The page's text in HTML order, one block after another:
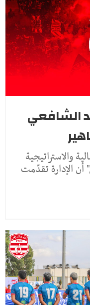
الشافعي
والاستراتيجية
أن الإدارة تقدّمت